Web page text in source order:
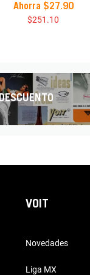
Ahorra $27.90
$251 .10
VOIT
Novedades
Liga MX